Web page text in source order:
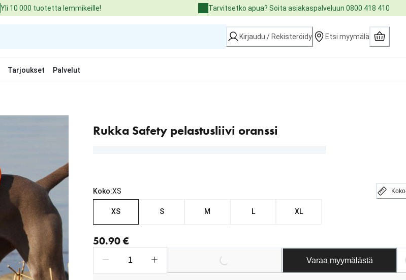
Yli 10 000 tuotetta lemmikeille! Tarvitsetko apua? Soita asiakaspalveluun 0800 418 410
Kirjaudu / Rekisteröidy Etsi myymälä
Tarjoukset Palvelut
Rukka Safety pelastusliivi oranssi
Koko:XS
XS S M L XL
50.90 € Loading... Varaa myymälästä